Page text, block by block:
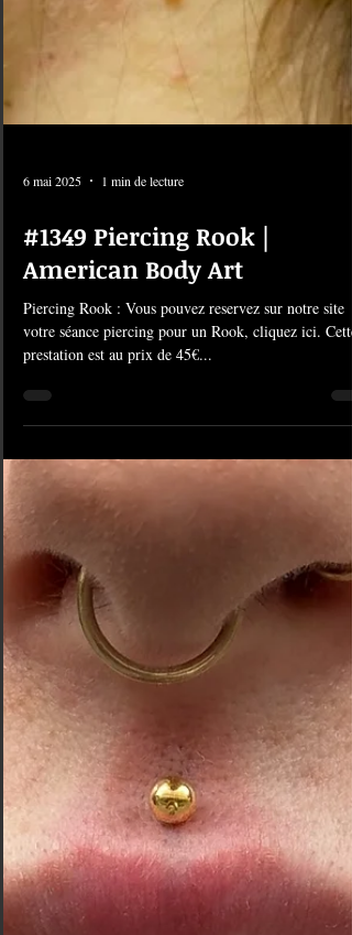
#1349 Piercing Rook |
American Body Art
Piercing Rook : Vous pouvez reservez sur notre site
votre séance piercing pour un Rook, cliquez ici. Cette
prestation est au prix de 45€...